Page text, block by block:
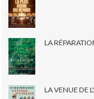
LA
LA VENUE DE